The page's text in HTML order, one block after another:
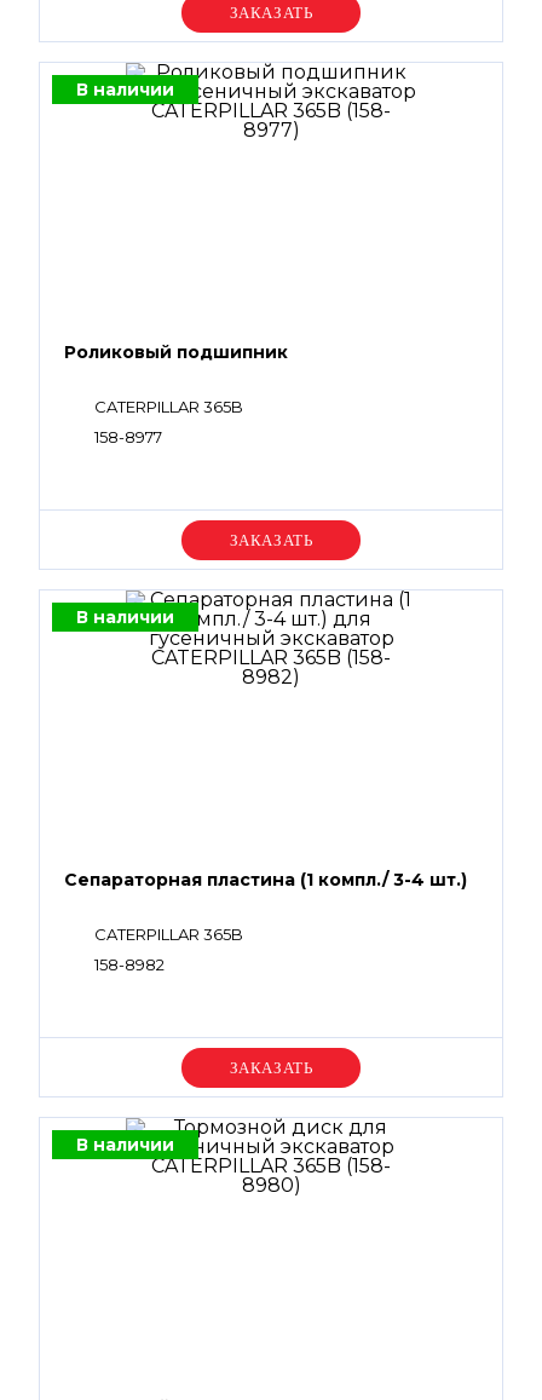
Уточняйте цену
В наличии
Роликовый подшипник
CATERPILLAR 365B
158-8977
Уточняйте цену
В наличии
Сепараторная пластина (1 компл./ 3-4 шт.)
CATERPILLAR 365B
158-8982
Уточняйте цену
В наличии